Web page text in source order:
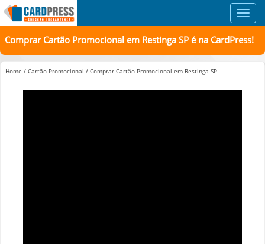
Comprar Cartão Promocional em Restinga SP é na CardPress!
Home / Cartão Promocional / Comprar Cartão Promocional em Restinga SP